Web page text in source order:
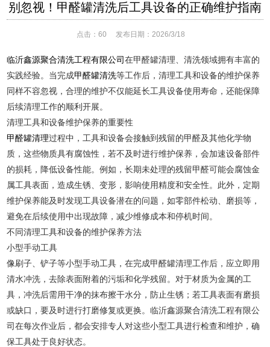
别忽视！甲醛罐清洗后工具设备的正确维护指南
点击： 60 发布日期：2026/3/18
临沂鑫源聚合清洗工程有限公司在甲醛罐清理、清洗领域拥有丰富的
实践经验。当完成甲醛罐清洗等工作后，清理工具和设备的维护保养
同样不容忽视，合理的维护不仅能延长工具设备使用寿命，还能保障
后续清理工作的顺利开展。
清理工具和设备维护保养的重要性
甲醛罐清理过程中，工具和设备会接触到残留的甲醛及其他化学物
质，这些物质具有腐蚀性，若不及时进行维护保养，会加速设备部件
的损耗，降低设备性能。例如，长期未处理的残留甲醛可能会腐蚀金
属工具表面，造成生锈、变形，影响使用精度和安全性。此外，定期
维护保养能及时发现工具设备潜在的问题，如零部件松动、磨损等，
避免在后续使用中出现故障，减少维修成本和停机时间。
不同清理工具和设备的维护保养方法
小型手动工具
像刷子、铲子等小型手动工具，在完成甲醛罐清理工作后，应立即用
清水冲洗，去除表面附着的污垢和化学残留。对于材质为金属的工
具，冲洗后需用干净的抹布擦干水分，防止生锈；若工具表面有磨损
或缺口，要及时进行打磨修复或更换。临沂鑫源聚合清洗工程有限公
司在每次作业后，都会安排专人对这些小型工具进行检查和维护，确
保工具处于良好状态。